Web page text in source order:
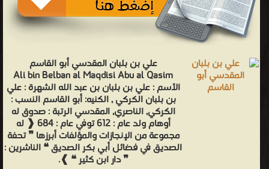
علي بن بلبان المقدسي أبو القاسم
Ali bin Belban al Maqdisi Abu al Qasim
الأسم : علي بن بلبان بن عبد الله الشهرة : علي
بن بلبان الكركي , الكنيه: أبو القاسم النسب :
الكركي, الناصري, المقدسي الرتبة : صدوق له
أوهام ولد عام : 612 توفي عام : 684 ❰ له
مجموعة من الإنجازات والمؤلفات أبرزها ❞ تحفة
الصديق في فضائل أبي بكر الصديق ❝ الناشرين :
❞ دار ابن كثير ❝ ❱.